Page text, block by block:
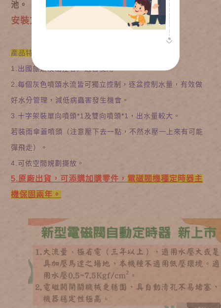
池。
安裝方法請點我
產品特點
1.出國旅遊及出差客戶適合使用。
2.每個灰色噴頭水流皆可獨立控制，逐盆控制水量，有效做
好水分管理， 減低病蟲害發生機會。
3.十字架裝單向噴頭*1及雙向噴頭*1，出水量較大。
若裝雨傘蓋噴頭（注意壓下去一點，不然水壓一上來有可能
彈飛走）。
4.可依空間規劃擺放。
5.原廠出貨，可添購加購零件， 電磁閥機種定時器主
機保固兩年。